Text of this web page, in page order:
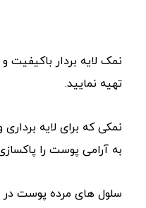
نمک لایه بردار
تهیه نمایید.
نمکی که برای لایه
به آرامی پوست را
سلول های مرده پوست